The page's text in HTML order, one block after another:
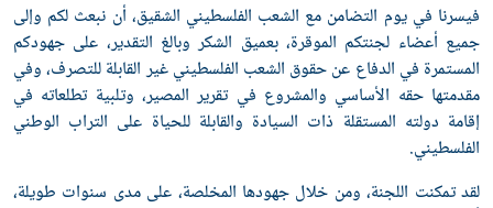
فيسرنا في يوم التضامن مع الشعب الفلسطيني الشقيق، أن نبعث لكم وإلى
جميع أعضاء لجنتكم الموقرة، بعميق الشكر وبالغ التقدير، على جهودكم
المستمرة في الدفاع عن حقوق الشعب الفلسطيني غير القابلة للتصرف، وفي
مقدمتها حقه الأساسي والمشروع في تقرير المصير، وتلبية تطلعاته في
إقامة دولته المستقلة ذات السيادة والقابلة للحياة على التراب الوطني
الفلسطيني.
لقد تمكنت اللجنة، ومن خلال جهودها المخلصة، على مدى سنوات طويلة،